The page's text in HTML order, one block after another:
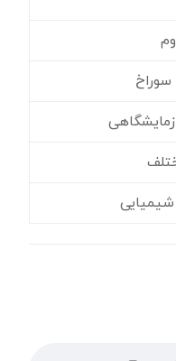
سوراخ
شیمیایی